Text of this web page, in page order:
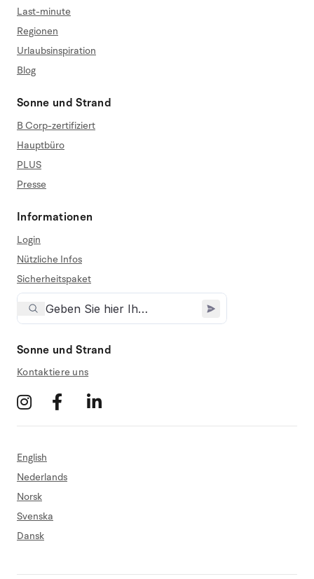
Last-minute
Regionen
Urlaubsinspiration
Blog
Sonne und Strand
B Corp-zertifiziert
Hauptbüro
PLUS
Presse
Informationen
Login
Nützliche Infos
Sicherheitspaket
Sonne und Strand
Kontaktiere uns
English
Nederlands
Norsk
Svenska
Dansk